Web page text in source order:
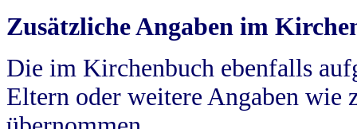
Zusätzliche Angaben im
Die im Kirchenbuch ebenfalls
Eltern oder weitere Angaben wie